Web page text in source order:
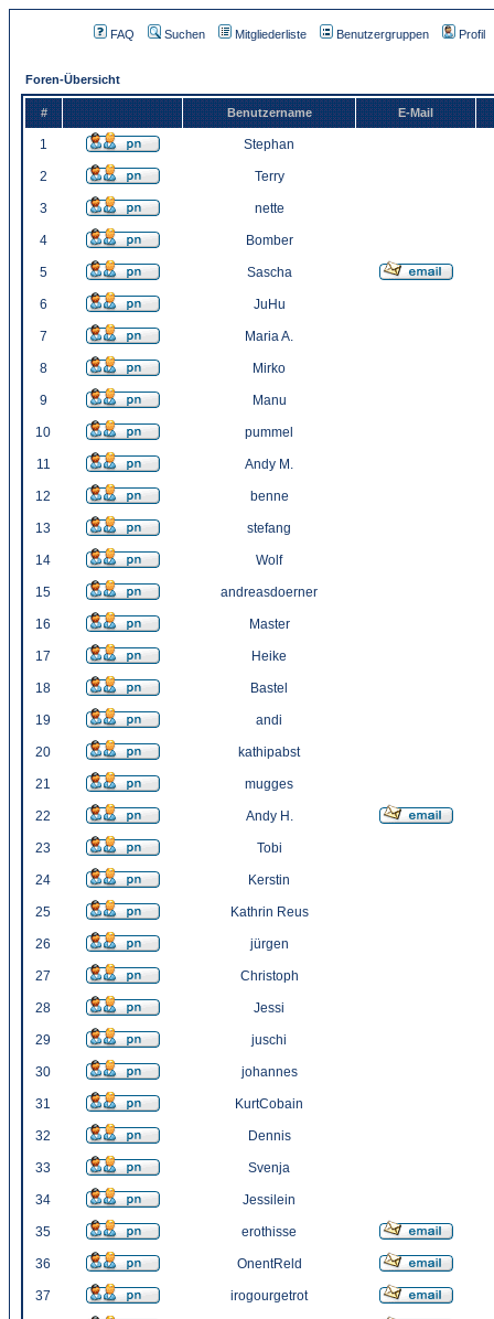
FAQ Suchen Mitgliederliste Benutzergruppen Profil
Foren-Übersicht
# Benutzername E-Mail
1 Stephan
2 Terry
3 nette
4 Bomber
5 Sascha
6 JuHu
7 Maria A.
8 Mirko
9 Manu
10 pummel
11 Andy M.
12 benne
13 stefang
14 Wolf
15 andreasdoerner
16 Master
17 Heike
18 Bastel
19 andi
20 kathipabst
21 mugges
22 Andy H.
23 Tobi
24 Kerstin
25 Kathrin Reus
26 jürgen
27 Christoph
28 Jessi
29 juschi
30 johannes
31 KurtCobain
32 Dennis
33 Svenja
34 Jessilein
35 erothisse
36 OnentReld
37 irogourgetrot